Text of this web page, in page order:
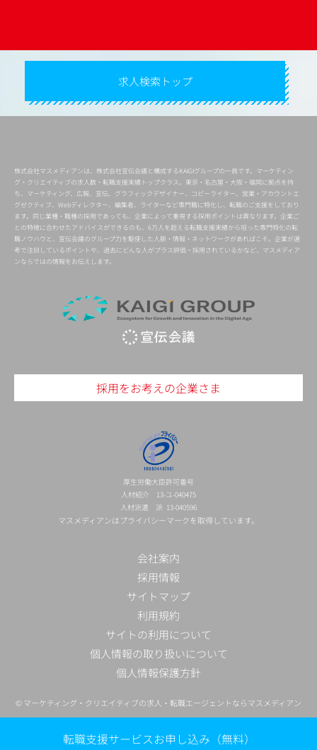
転職支援サービスお申し込み（無料）
求人検索トップ
株式会社マスメディアンは、株式会社宣伝会議と構成するKAIGIグループの一員です。マーケティン
グ・クリエイティブの求人数・転職支援実績トップクラス。東京・名古屋・大阪・福岡に拠点を持
ち、マーケティング、広報、宣伝、グラフィックデザイナー、コピーライター、営業・アカウントエ
グゼクティブ、Webディレクター、編集者、ライターなど専門職に特化し、転職のご支援をしており
ます。同じ業種・職種の採用であっても、企業によって重視する採用ポイントは異なります。企業ご
との特徴に合わせたアドバイスができるのも、6万人を超える転職支援実績から培った専門特化の転
職ノウハウと、宣伝会議のグループ力を駆使した人脈・情報・ネットワークがあればこそ。企業が選
考で注目しているポイントや、過去にどんな人がプラス評価・採用されているかなど、マスメディア
ンならではの情報をお伝えします。
採用をお考えの企業さま
厚生労働大臣許可番号
人材紹介 13-ユ-040475
人材派遣 派 13-040596
マスメディアンはプライバシーマークを取得しています。
会社案内
採用情報
サイトマップ
利用規約
サイトの利用について
個人情報の取り扱いについて
個人情報保護方針
© マーケティング・クリエイティブの求人・転職エージェントならマスメディアン